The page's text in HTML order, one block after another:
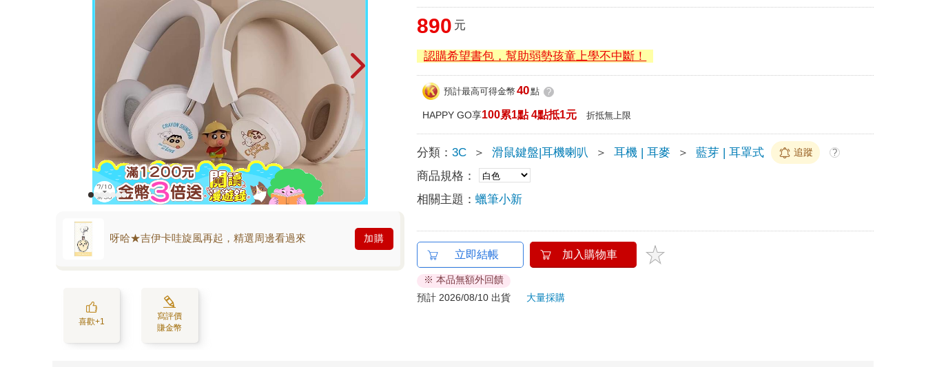
呀哈★吉伊卡哇旋風再起，精選周邊看過來 加購
喜歡+1
寫評價
賺金幣
890 元
認購希望書包，幫助弱勢孩童上學不中斷！
預計最高可得金幣 40點 ?
HAPPY GO享100累1點 4點抵1元 折抵無上限
分類：3C ＞ 滑鼠鍵盤|耳機喇叭 ＞ 耳機 | 耳麥 ＞ 藍芽 | 耳罩式 追蹤 ?
商品規格：
相關主題：蠟筆小新
立即結帳 加入購物車
※ 本品無額外回饋
預計 2026/08/10 出貨
大量採購